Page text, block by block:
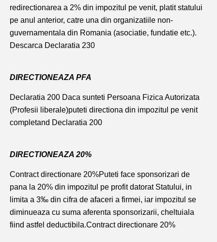
redirectionarea a 2% din impozitul pe venit, platit statului
pe anul anterior, catre una din organizatiile non-
guvernamentala din Romania (asociatie, fundatie etc.).
Descarca Declaratia 230
DIRECTIONEAZA PFA
Declaratia 200 Daca sunteti Persoana Fizica Autorizata
(Profesii liberale)puteti directiona din impozitul pe venit
completand Declaratia 200
DIRECTIONEAZA 20%
Contract directionare 20%Puteti face sponsorizari de
pana la 20% din impozitul pe profit datorat Statului, in
limita a 3‰ din cifra de afaceri a firmei, iar impozitul se
diminueaza cu suma aferenta sponsorizarii, cheltuiala
fiind astfel deductibila.Contract directionare 20%